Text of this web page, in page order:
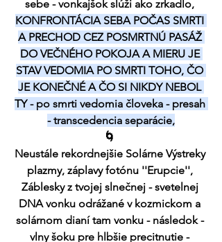
sebe - vonkajšok slúži ako zrkadlo,
KONFRONTÁCIA SEBA POČAS SMRTI
A PRECHOD CEZ POSMRTNÚ PASÁŽ
DO VEČNÉHO POKOJA A MIERU JE
STAV VEDOMIA PO SMRTI TOHO, ČO
JE KONEČNÉ A ČO SI NIKDY NEBOL
TY - po smrti vedomia človeka - presah
- transcedencia separácie,
🌀
Neustále rekordnejšie Solárne Výstreky
plazmy, záplavy fotónu ''Erupcie'',
Záblesky z tvojej slnečnej - svetelnej
DNA vonku odrážané v kozmickom a
solárnom dianí tam vonku - následok -
vlny šoku pre hlbšie precitnutie -